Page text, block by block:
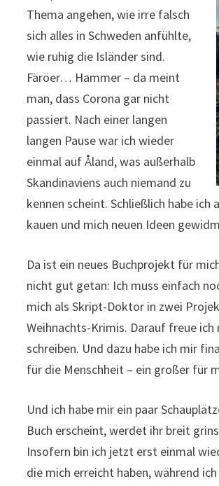
Thema angehen, wie irre falsch
sich alles in Schweden anfühlte,
wie ruhig die Isländer sind.
Färöer… Hammer – da meint
man, dass Corona gar nicht
passiert. Nach einer langen
langen Pause war ich wieder
einmal auf Åland, was außerhalb
Skandinaviens auch niemand zu
kennen scheint. Schließlich habe
kauen und mich neuen Ideen
Da ist ein neues Buchprojekt für
nicht gut getan: Ich muss einfach
mich als Skript-Doktor in zwei
Weihnachts-Krimis. Darauf freue
schreiben. Und dazu habe ich mir
für die Menschheit – ein großer für
Und ich habe mir ein paar
Buch erscheint, werdet ihr breit
Insofern bin ich jetzt erst einmal
die mich erreicht haben, während